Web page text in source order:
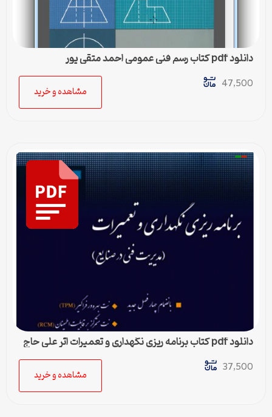
دانلود pdf کتاب رسم فنی عمومی احمد متقی پور
47,500
مشاهده و خرید
دانلود pdf کتاب برنامه ریزی نگهداری و تعمیرات اثر علی حاج
شیرمحمدی
37,500
مشاهده و خرید